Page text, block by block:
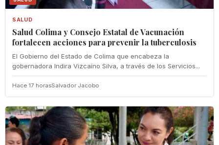
SALUD
Salud Colima y Consejo Estatal de Vacunación
fortalecen acciones para prevenir la tuberculosis
El Gobierno del Estado de Colima que encabeza la
gobernadora Indira Vizcaíno Silva, a través de los Servicios...
Hace 17 horasSalvador Jacobo